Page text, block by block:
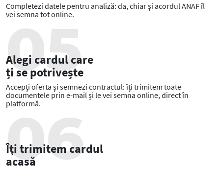
Completezi datele pentru analiză: da, chiar și acordul ANAF îl
vei semna tot online.
Alegi cardul care
ți se potrivește
Accepți oferta și semnezi contractul: îți trimitem toate
documentele prin e-mail și le vei semna online, direct în
platformă.
Îți trimitem cardul
acasă